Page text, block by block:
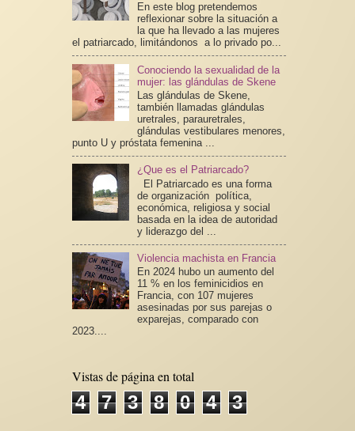
En este blog pretendemos
reflexionar sobre la situación a
la que ha llevado a las mujeres
el patriarcado, limitándonos a lo privado po...
Conociendo la sexualidad de la
mujer: las glándulas de Skene
Las glándulas de Skene,
también llamadas glándulas
uretrales, parauretrales,
glándulas vestibulares menores,
punto U y próstata femenina ...
¿Que es el Patriarcado?
El Patriarcado es una forma
de organización política,
económica, religiosa y social
basada en la idea de autoridad
y liderazgo del ...
Violencia machista en Francia
En 2024 hubo un aumento del
11 % en los feminicidios en
Francia, con 107 mujeres
asesinadas por sus parejas o
exparejas, comparado con
2023....
Vistas de página en total
4 7 3 8 0 4 3